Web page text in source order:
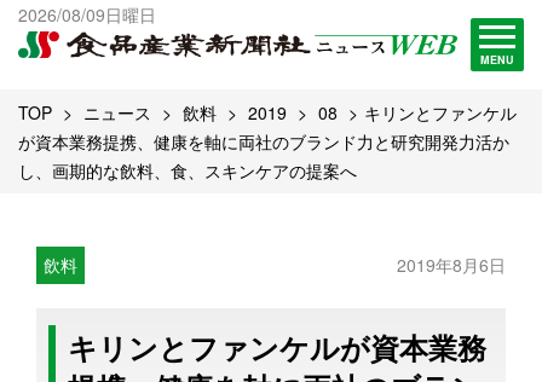
2026/08/09日曜日
MENU
出版物一覧へ
試読・購読申し込み
TOP ニュース 飲料 2019 08
キリンとファンケル
が資本業務提携、健康を軸に両社のブランド力と研究開発力活か
し、画期的な飲料、食、スキンケアの提案へ
飲料 2019年8月6日
キリンとファンケルが資本業務